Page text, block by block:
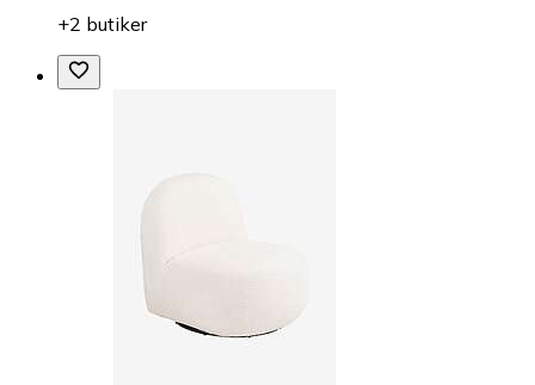
+2 butiker